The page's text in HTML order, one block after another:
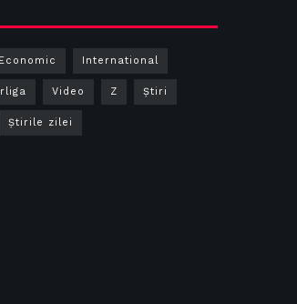
Economic International
Video Z Ştiri
Știrile zilei